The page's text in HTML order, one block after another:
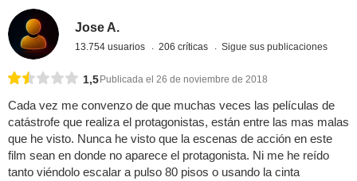
Jose A.
13.754 usuarios 206 críticas Sigue sus publicaciones
1,5 Publicada el 26 de noviembre de 2018
Cada vez me convenzo de que muchas veces las películas de
catástrofe que realiza el protagonistas, están entre las mas malas
que he visto. Nunca he visto que la escenas de acción en este
film sean en donde no aparece el protagonista. Ni me he reído
tanto viéndolo escalar a pulso 80 pisos o usando la cinta